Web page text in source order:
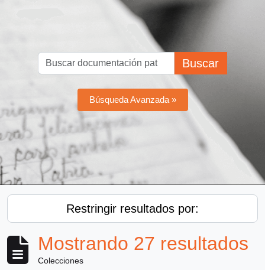
Buscar
Búsqueda Avanzada »
Restringir resultados por:
Mostrando 27 resultados
Colecciones